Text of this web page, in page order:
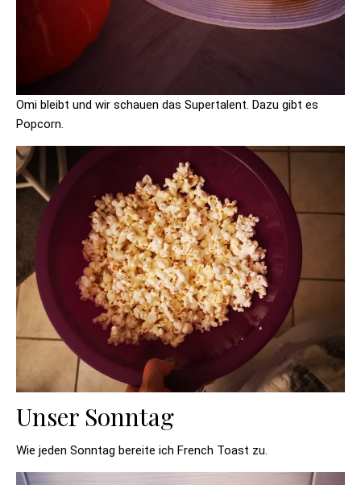
Omi bleibt und wir schauen das Supertalent. Dazu gibt es
Popcorn.
Unser Sonntag
Wie jeden Sonntag bereite ich French Toast zu.